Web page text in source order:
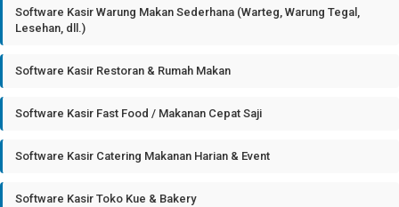
Software Kasir Warung Makan Sederhana (Warteg, Warung Tegal,
Lesehan, dll.)
Software Kasir Restoran & Rumah Makan
Software Kasir Fast Food / Makanan Cepat Saji
Software Kasir Catering Makanan Harian & Event
Software Kasir Toko Kue & Bakery